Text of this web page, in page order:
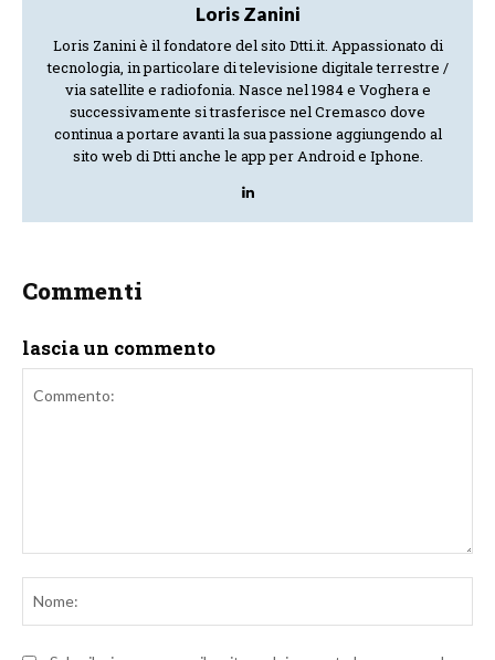
Loris Zanini
Loris Zanini è il fondatore del sito Dtti.it. Appassionato di
tecnologia, in particolare di televisione digitale terrestre /
via satellite e radiofonia. Nasce nel 1984 e Voghera e
successivamente si trasferisce nel Cremasco dove
continua a portare avanti la sua passione aggiungendo al
sito web di Dtti anche le app per Android e Iphone.
Commenti
lascia un commento